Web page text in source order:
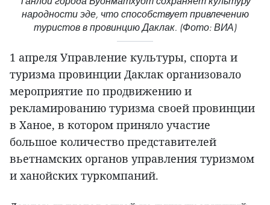
народности эде, что способствует привлечению
туристов в провинцию Даклак. (Фото: ВИА)
1 апреля Управление культуры, спорта и
туризма провинции Даклак организовало
мероприятие по продвижению и
рекламированию туризма своей провинции
в Ханое, в котором приняло участие
большое количество представителей
вьетнамских органов управления туризмом
и ханойских туркомпаний.